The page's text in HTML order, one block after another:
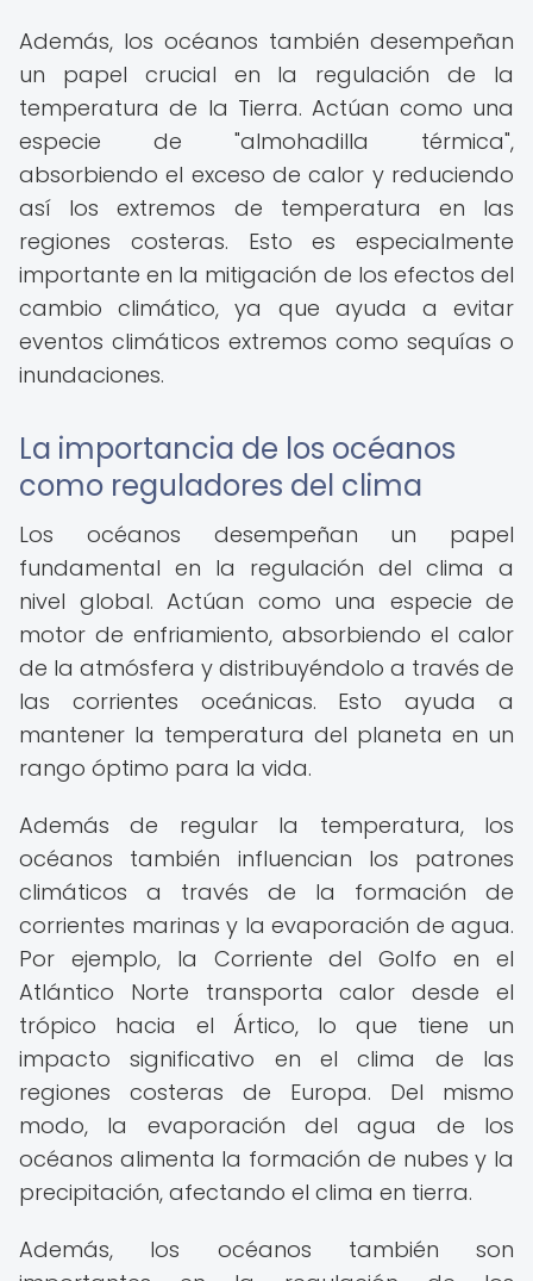
Además, los océanos también desempeñan
un papel crucial en la regulación de la
temperatura de la Tierra. Actúan como una
especie de "almohadilla térmica",
absorbiendo el exceso de calor y reduciendo
así los extremos de temperatura en las
regiones costeras. Esto es especialmente
importante en la mitigación de los efectos del
cambio climático, ya que ayuda a evitar
eventos climáticos extremos como sequías o
inundaciones.
La importancia de los océanos
como reguladores del clima
Los océanos desempeñan un papel
fundamental en la regulación del clima a
nivel global. Actúan como una especie de
motor de enfriamiento, absorbiendo el calor
de la atmósfera y distribuyéndolo a través de
las corrientes oceánicas. Esto ayuda a
mantener la temperatura del planeta en un
rango óptimo para la vida.
Además de regular la temperatura, los
océanos también influencian los patrones
climáticos a través de la formación de
corrientes marinas y la evaporación de agua.
Por ejemplo, la Corriente del Golfo en el
Atlántico Norte transporta calor desde el
trópico hacia el Ártico, lo que tiene un
impacto significativo en el clima de las
regiones costeras de Europa. Del mismo
modo, la evaporación del agua de los
océanos alimenta la formación de nubes y la
precipitación, afectando el clima en tierra.
Además, los océanos también son